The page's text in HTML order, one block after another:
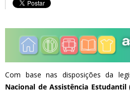
Com base nas disposições da
Nacional de Assistência Estudantil